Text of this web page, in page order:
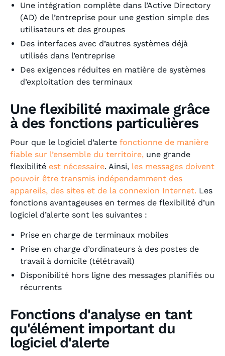
Une intégration complète dans l’Active Directory
(AD) de l’entreprise pour une gestion simple des
utilisateurs et des groupes
Des interfaces avec d’autres systèmes déjà
utilisés dans l’entreprise
Des exigences réduites en matière de systèmes
d’exploitation des terminaux
Une flexibilité maximale grâce
à des fonctions particulières
Pour que le logiciel d’alerte fonctionne de manière
fiable sur l’ensemble du territoire,une grande
flexibilité est nécessaire. Ainsi, les messages doivent
pouvoir être transmis indépendamment des
appareils, des sites et de la connexion Internet. Les
fonctions avantageuses en termes de flexibilité d’un
logiciel d’alerte sont les suivantes :
Prise en charge de terminaux mobiles
Prise en charge d’ordinateurs à des postes de
travail à domicile (télétravail)
Disponibilité hors ligne des messages planifiés ou
récurrents
Fonctions d'analyse en tant
qu'élément important du
logiciel d'alerte